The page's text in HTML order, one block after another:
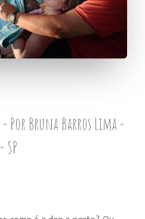
Por Bruna Barros Lima -